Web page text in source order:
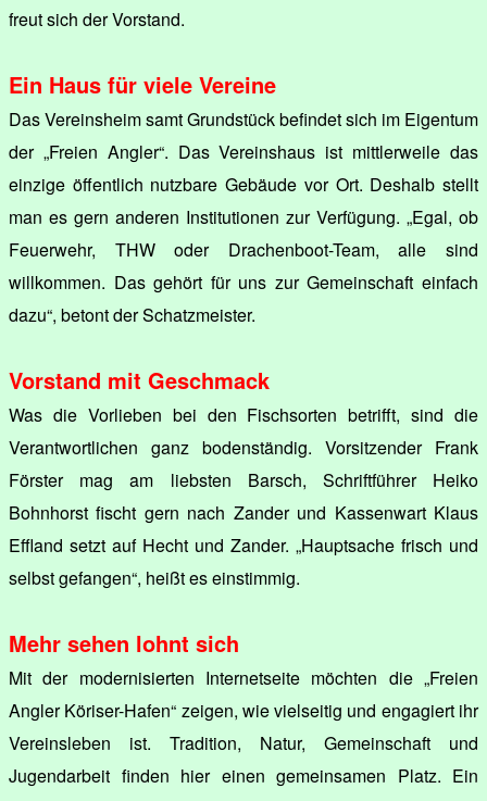
freut sich der Vorstand.
Ein Haus für viele Vereine
Das Vereinsheim samt Grundstück befindet sich im Eigentum
der „Freien Angler“. Das Vereinshaus ist mittlerweile das
einzige öffentlich nutzbare Gebäude vor Ort. Deshalb stellt
man es gern anderen Institutionen zur Verfügung. „Egal, ob
Feuerwehr, THW oder Drachenboot-Team, alle sind
willkommen. Das gehört für uns zur Gemeinschaft einfach
dazu“, betont der Schatzmeister.
Vorstand mit Geschmack
Was die Vorlieben bei den Fischsorten betrifft, sind die
Verantwortlichen ganz bodenständig. Vorsitzender Frank
Förster mag am liebsten Barsch, Schriftführer Heiko
Bohnhorst fischt gern nach Zander und Kassenwart Klaus
Effland setzt auf Hecht und Zander. „Hauptsache frisch und
selbst gefangen“, heißt es einstimmig.
Mehr sehen lohnt sich
Mit der modernisierten Internetseite möchten die „Freien
Angler Köriser-Hafen“ zeigen, wie vielseitig und engagiert ihr
Vereinsleben ist. Tradition, Natur, Gemeinschaft und
Jugendarbeit finden hier einen gemeinsamen Platz. Ein